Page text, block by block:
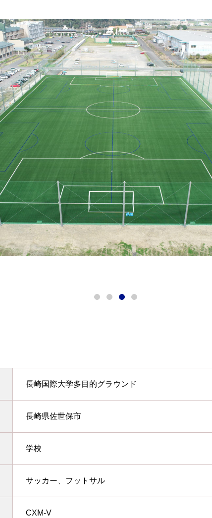
長崎国際大学多目的グラウンド
長崎県佐世保市
学校
サッカー、フットサル
CXM-V